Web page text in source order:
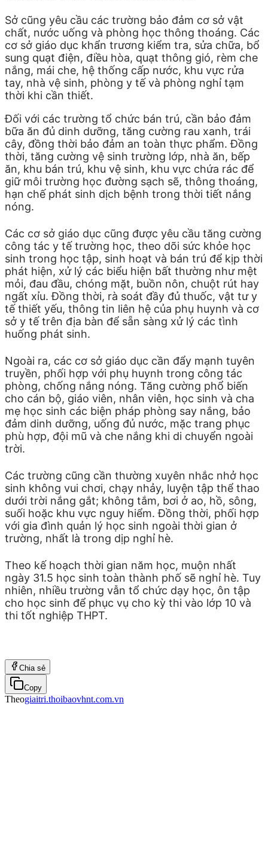
Sở cũng yêu cầu các trường bảo đảm cơ sở vật
chất, nước uống và phòng học thông thoáng. Các
cơ sở giáo dục khẩn trương kiểm tra, sửa chữa, bổ
sung quạt điện, điều hòa, quạt thông gió, rèm che
nắng, mái che, hệ thống cấp nước, khu vực rửa
tay, nhà vệ sinh, phòng y tế và phòng nghỉ tạm
thời khi cần thiết.
Đối với các trường tổ chức bán trú, cần bảo đảm
bữa ăn đủ dinh dưỡng, tăng cường rau xanh, trái
cây, đồng thời bảo đảm an toàn thực phẩm. Đồng
thời, tăng cường vệ sinh trường lớp, nhà ăn, bếp
ăn, khu bán trú, khu vệ sinh, khu vực chứa rác để
giữ môi trường học đường sạch sẽ, thông thoáng,
hạn chế phát sinh dịch bệnh trong thời tiết nắng
nóng.
Các cơ sở giáo dục cũng được yêu cầu tăng cường
công tác y tế trường học, theo dõi sức khỏe học
sinh trong học tập, sinh hoạt và bán trú để kịp thời
phát hiện, xử lý các biểu hiện bất thường như mệt
mỏi, đau đầu, chóng mặt, buồn nôn, chuột rút hay
ngất xỉu. Đồng thời, rà soát đầy đủ thuốc, vật tư y
tế thiết yếu, thông tin liên hệ của phụ huynh và cơ
sở y tế trên địa bàn để sẵn sàng xử lý các tình
huống phát sinh.
Ngoài ra, các cơ sở giáo dục cần đẩy mạnh tuyên
truyền, phối hợp với phụ huynh trong công tác
phòng, chống nắng nóng. Tăng cường phổ biến
cho cán bộ, giáo viên, nhân viên, học sinh và cha
mẹ học sinh các biện pháp phòng say nắng, bảo
đảm dinh dưỡng, uống đủ nước, mặc trang phục
phù hợp, đội mũ và che nắng khi di chuyển ngoài
trời.
Các trường cũng cần thường xuyên nhắc nhở học
sinh không vui chơi, chạy nhảy, luyện tập thể thao
dưới trời nắng gắt; không tắm, bơi ở ao, hồ, sông,
suối hoặc khu vực nguy hiểm. Đồng thời, phối hợp
với gia đình quản lý học sinh ngoài thời gian ở
trường, nhất là trong dịp nghỉ hè.
Theo kế hoạch thời gian năm học, muộn nhất
ngày 31.5 học sinh toàn thành phố sẽ nghỉ hè. Tuy
nhiên, nhiều trường vẫn tổ chức dạy học, ôn tập
cho học sinh để phục vụ cho kỳ thi vào lớp 10 và
thi tốt nghiệp THPT.
Chia sẻ
Copy
Theogiaitri.thoibaovhnt.com.vn